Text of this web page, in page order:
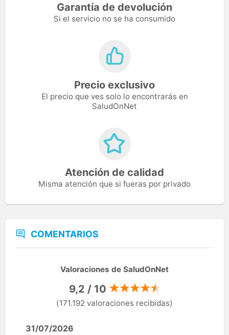
Garantía de devolución
Si el servicio no se ha consumido
Precio exclusivo
El precio que ves solo lo encontrarás en
SaludOnNet
Atención de calidad
Misma atención que si fueras por privado
COMENTARIOS
Valoraciones de SaludOnNet
9,2 / 10
(171.192 valoraciones recibidas)
31/07/2026